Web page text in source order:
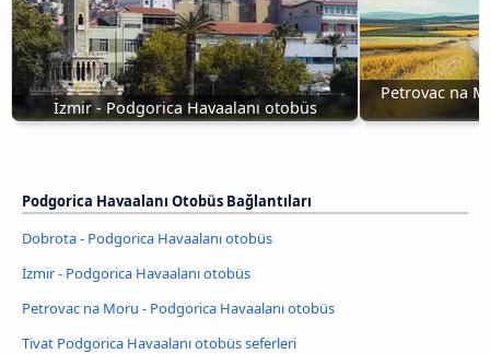
İzmir - Podgorica Havaalanı otobüs
Petrovac na
Podgorica Havaalanı Otobüs Bağlantıları
Dobrota - Podgorica Havaalanı otobüs
İzmir - Podgorica Havaalanı otobüs
Petrovac na Moru - Podgorica Havaalanı otobüs
Tivat Podgorica Havaalanı otobüs seferleri